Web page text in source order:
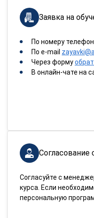
Заявка на
По номеру
По e-mail
Через форму
В онлайн-чате на
Согласуйте с
курса. Если
персональную